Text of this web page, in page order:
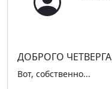
ДОБРОГО ЧЕТВЕРГА
Вот, собственно...